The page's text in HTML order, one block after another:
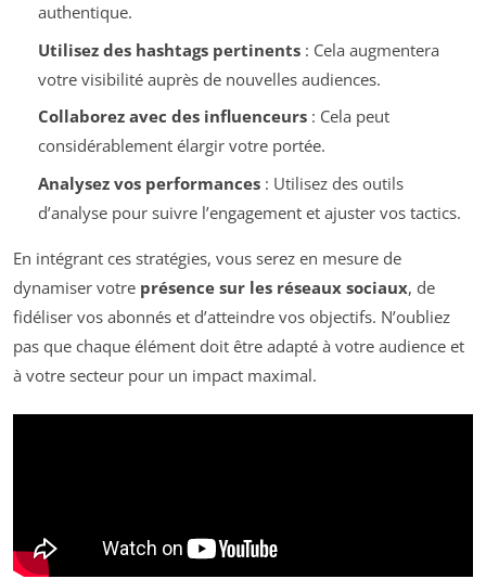
authentique.
Utilisez des hashtags pertinents: Cela augmentera
votre visibilité auprès de nouvelles audiences.
Collaborez avec des influenceurs: Cela peut
considérablement élargir votre portée.
Analysez vos performances: Utilisez des outils
d’analyse pour suivre l’engagement et ajuster vos tactics.
En intégrant ces stratégies, vous serez en mesure de
dynamiser votre présence sur les réseaux sociaux, de
fidéliser vos abonnés et d’atteindre vos objectifs. N’oubliez
pas que chaque élément doit être adapté à votre audience et
à votre secteur pour un impact maximal.